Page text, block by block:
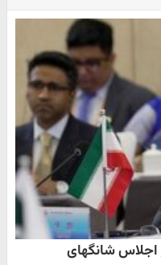
اجلاس شانگهای